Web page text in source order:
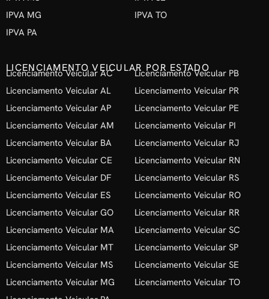
IPVA MG
IPVA PA
IPVA TO
LICENCIAMENTO VEICULAR POR ESTADO
Licenciamento Veicular AC
Licenciamento Veicular AL
Licenciamento Veicular AP
Licenciamento Veicular AM
Licenciamento Veicular BA
Licenciamento Veicular CE
Licenciamento Veicular DF
Licenciamento Veicular ES
Licenciamento Veicular GO
Licenciamento Veicular MA
Licenciamento Veicular MT
Licenciamento Veicular MS
Licenciamento Veicular MG
Licenciamento Veicular PB
Licenciamento Veicular PR
Licenciamento Veicular PE
Licenciamento Veicular PI
Licenciamento Veicular RJ
Licenciamento Veicular RN
Licenciamento Veicular RS
Licenciamento Veicular RO
Licenciamento Veicular RR
Licenciamento Veicular SC
Licenciamento Veicular SP
Licenciamento Veicular SE
Licenciamento Veicular TO